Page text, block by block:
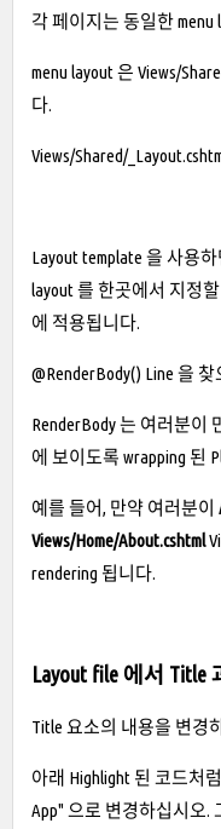
각 페이지는 동일한 menu
menu layout 은 Views/
다.
Views/Shared/
Layout template 을 사용
layout 를 한곳에서 지정
에 적용됩니다.
@RenderBody() Line 을
RenderBody 는 여러분이
에 보이도록 wrapping 된
예를 들어, 만약 여러분이
Views/Home/About.cshtml
rendering 됩니다.
Layout file 에서 Title
Title 요소의 내용을 변경
아래 Highlight 된 코드처
App" 으로 변경하십시오.